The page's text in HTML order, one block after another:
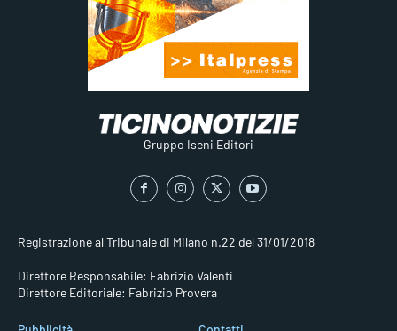
Gruppo Iseni Editori
Registrazione al Tribunale di Milano n.22 del 31/01/2018
Direttore Responsabile: Fabrizio Valenti
Direttore Editoriale: Fabrizio Provera